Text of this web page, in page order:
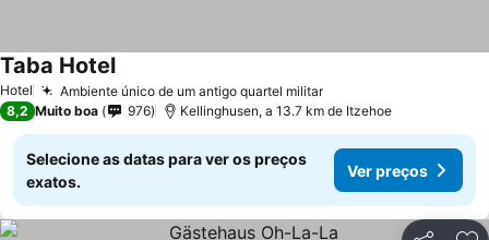
Hotel Ambiente único de um antigo quartel militar
Taba Hotel
8,2 Muito boa 976 Kellinghusen, a 13.7 km de Itzehoe
Selecione as datas para ver os preços
exatos.
Ver preços